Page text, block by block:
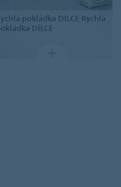
pokládka DÍLCE Rychlá
DÍLCE